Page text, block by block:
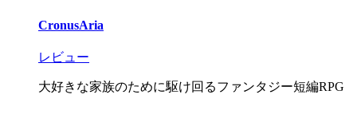
CronusAria
レビュー
大好きな家族のために駆け回るファンタジー短編RPG